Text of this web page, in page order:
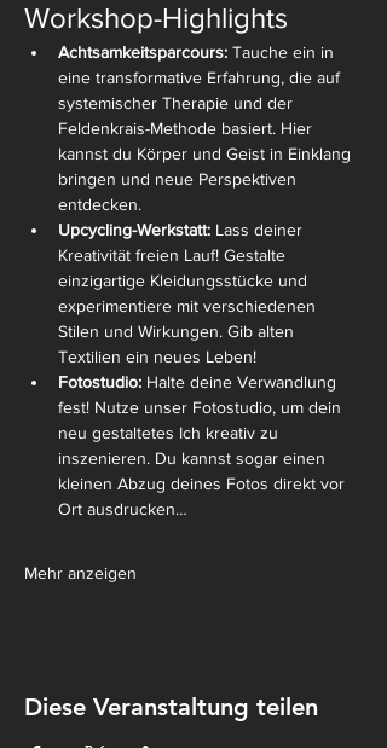
Workshop-Highlights
Achtsamkeitsparcours: Tauche ein in
eine transformative Erfahrung, die auf
systemischer Therapie und der
Feldenkrais-Methode basiert. Hier
kannst du Körper und Geist in Einklang
bringen und neue Perspektiven
entdecken.
Upcycling-Werkstatt: Lass deiner
Kreativität freien Lauf! Gestalte
einzigartige Kleidungsstücke und
experimentiere mit verschiedenen
Stilen und Wirkungen. Gib alten
Textilien ein neues Leben!
Fotostudio: Halte deine Verwandlung
fest! Nutze unser Fotostudio, um dein
neu gestaltetes Ich kreativ zu
inszenieren. Du kannst sogar einen
kleinen Abzug deines Fotos direkt vor
Ort ausdrucken…
Mehr anzeigen
Diese Veranstaltung teilen